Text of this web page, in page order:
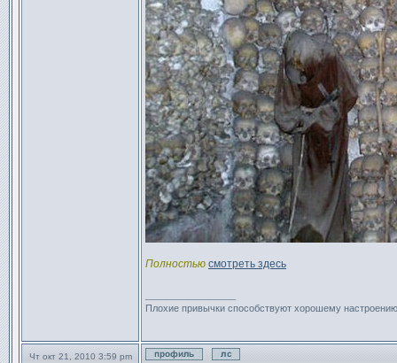
Полностью смотреть здесь
Плохие привычки способствуют хорошему настроению
Чт окт 21, 2010 3:59 pm